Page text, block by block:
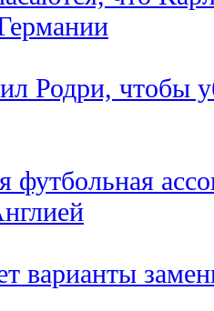
Родри, чтобы
футбольная
варианты